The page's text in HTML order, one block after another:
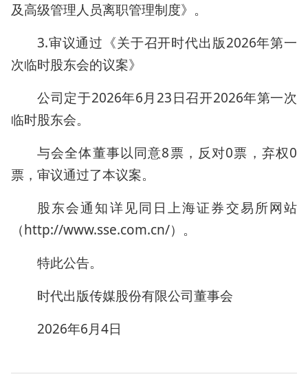
及高级管理人员离职管理制度》。
3.审议通过《关于召开时代出版2026年第一
次临时股东会的议案》
公司定于2026年6月23日召开2026年第一次
临时股东会。
与会全体董事以同意8票，反对0票，弃权0
票，审议通过了本议案。
股东会通知详见同日上海证券交易所网站
（http://www.sse.com.cn/）。
特此公告。
时代出版传媒股份有限公司董事会
2026年6月4日